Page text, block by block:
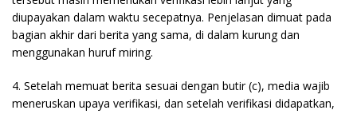
diupayakan dalam waktu secepatnya. Penjelasan dimuat pada
bagian akhir dari berita yang sama, di dalam kurung dan
menggunakan huruf miring.
4. Setelah memuat berita sesuai dengan butir (c), media wajib
meneruskan upaya verifikasi, dan setelah verifikasi didapatkan,